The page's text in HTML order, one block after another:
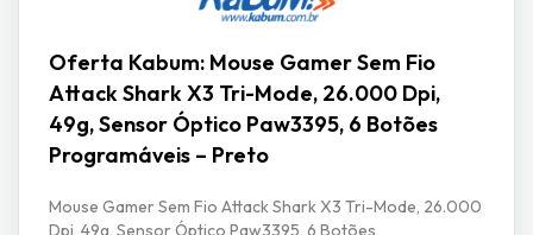
Oferta Kabum: Mouse Gamer Sem Fio
Attack Shark X3 Tri-Mode, 26.000 Dpi,
49g, Sensor Óptico Paw3395, 6 Botões
Programáveis – Preto
Mouse Gamer Sem Fio Attack Shark X3 Tri-Mode, 26.000
Dpi, 49g, Sensor Óptico Paw3395, 6 Botões